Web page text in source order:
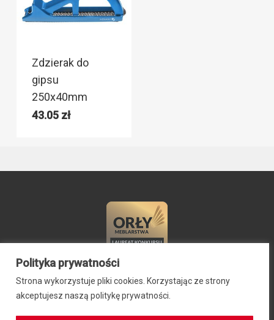
Polityka prywatności
Strona wykorzystuje pliki cookies. Korzystając ze strony
akceptujesz naszą politykę prywatności.
Zdzierak do
gipsu
250x40mm
43.05 zł
© 2024 ZIB-EK PRZEMYSŁAW SIEBNER, ul. Stefana Okrzei 2,